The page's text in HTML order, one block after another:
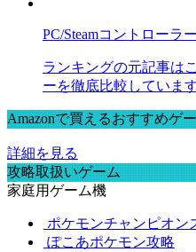
PC/Steamコントローラ
ランキングの元記事は
ーを徹底比較していま
Amazonで買えるおすすめゲ
詳細を見る
攻略取扱いゲーム
家庭用ゲーム機
ポケモンチャンピオン
ぽこあポケモン攻略